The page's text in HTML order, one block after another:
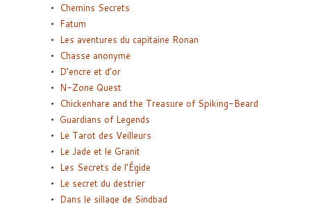
Chemins Secrets
Fatum
Les aventures du capitaine Ronan
Chasse anonyme
D’encre et d’or
N-Zone Quest
Chickenhare and the Treasure of Spiking-Beard
Guardians of Legends
Le Tarot des Veilleurs
Le Jade et le Granit
Les Secrets de l’Égide
Le secret du destrier
Dans le sillage de Sindbad